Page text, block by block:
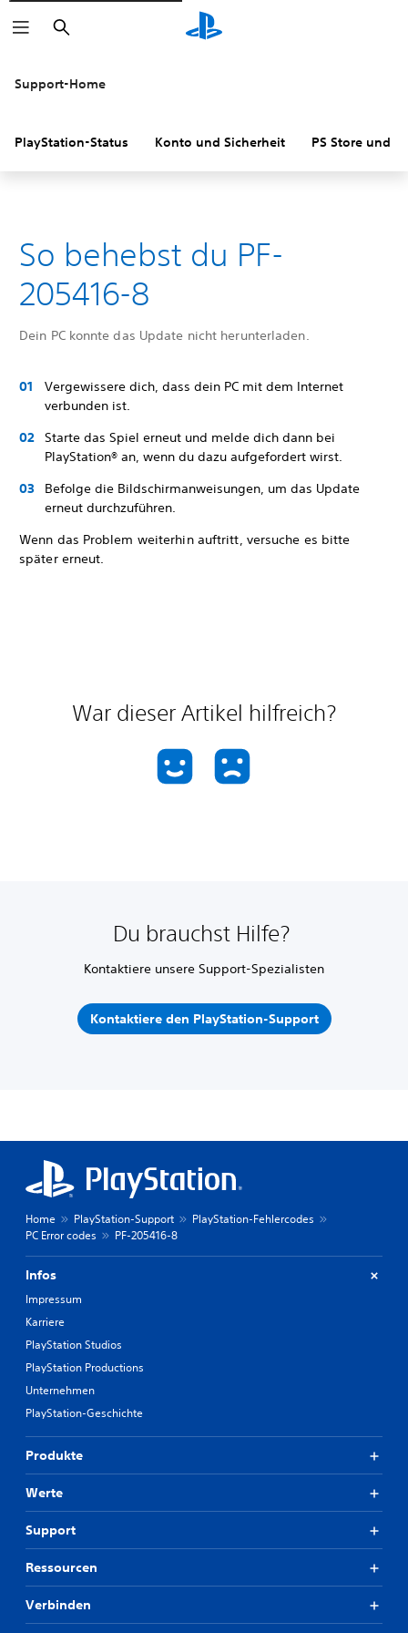
Suchen
Support-Home
PlayStation-Status Konto und Sicherheit PS Store und
So behebst du PF-
205416-8
Dein PC konnte das Update nicht herunterladen.
Vergewissere dich, dass dein PC mit dem Internet
verbunden ist.
Starte das Spiel erneut und melde dich dann bei
PlayStation® an, wenn du dazu aufgefordert wirst.
Befolge die Bildschirmanweisungen, um das Update
erneut durchzuführen.
Wenn das Problem weiterhin auftritt, versuche es bitte
später erneut.
War dieser Artikel hilfreich?
Du brauchst Hilfe?
Kontaktiere unsere Support-Spezialisten
Kontaktiere den PlayStation-Support
Home PlayStation-Support
PlayStation-Fehlercodes
PC Error codes
PF-205416-8
Infos
Impressum
Karriere
PlayStation Studios
PlayStation Productions
Unternehmen
PlayStation-Geschichte
Produkte
Werte
Support
Ressourcen
Verbinden